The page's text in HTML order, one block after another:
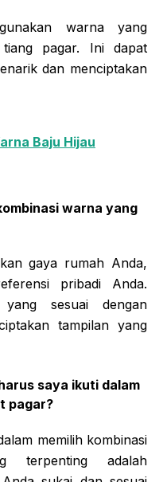
warna yang
pagar. Ini dapat
dan menciptakan
Baju Hijau
warna yang
gaya rumah Anda,
pribadi Anda.
sesuai dengan
tampilan yang
saya ikuti dalam
pagar?
memilih kombinasi
terpenting adalah